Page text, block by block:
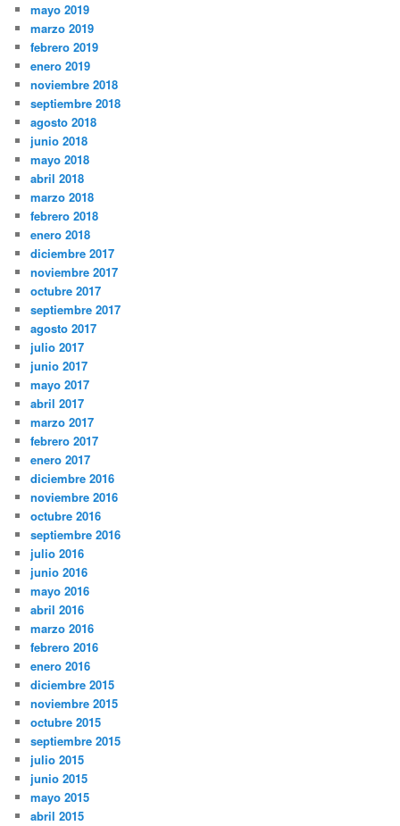
mayo 2019
marzo 2019
febrero 2019
enero 2019
noviembre 2018
septiembre 2018
agosto 2018
junio 2018
mayo 2018
abril 2018
marzo 2018
febrero 2018
enero 2018
diciembre 2017
noviembre 2017
octubre 2017
septiembre 2017
agosto 2017
julio 2017
junio 2017
mayo 2017
abril 2017
marzo 2017
febrero 2017
enero 2017
diciembre 2016
noviembre 2016
octubre 2016
septiembre 2016
julio 2016
junio 2016
mayo 2016
abril 2016
marzo 2016
febrero 2016
enero 2016
diciembre 2015
noviembre 2015
octubre 2015
septiembre 2015
julio 2015
junio 2015
mayo 2015
abril 2015